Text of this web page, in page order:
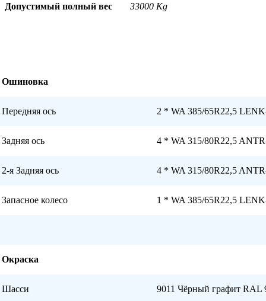
Допустимый полный вес 33000 Kg
Ошиновка
Передняя ось 2 * WA 385/65R22,5
Задняя ось 4 * WA 315/80R22,5
2-я Задняя ось 4 * WA 315/80R22,5
Запасное колесо 1 * WA 385/65R22,5
Окраска
Шасси 9011 Чёрный графит RAL